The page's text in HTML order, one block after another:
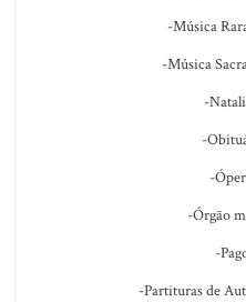
-Música
-Música
-
-
-
-Órgão
-
-Partituras de